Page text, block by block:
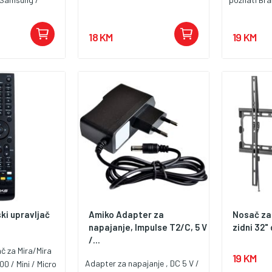
za uporabu,
vašeg
Napajanje
( nisu
)
18 KM 19 KM
upravljač
za Mira/Mira
/ Mini / Micro
Amiko Adapter za
napajanje, Impulse T2/C, 5 V
/...
Adapter za napajanje , DC 5 V /
Nosač
zidni 32"
19 KM